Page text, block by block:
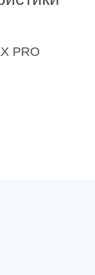
PRO